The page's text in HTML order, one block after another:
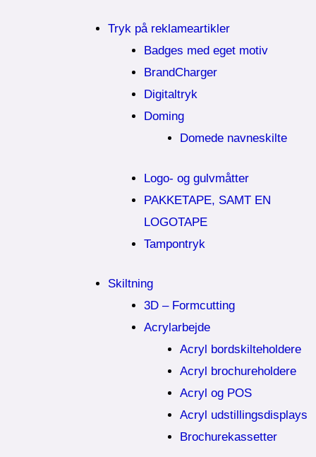
Tryk på reklameartikler
Badges med eget motiv
BrandCharger
Digitaltryk
Doming
Domede navneskilte
Logo- og gulvmåtter
PAKKETAPE, SAMT EN
LOGOTAPE
Tampontryk
Skiltning
3D – Formcutting
Acrylarbejde
Acryl bordskilteholdere
Acryl brochureholdere
Acryl og POS
Acryl udstillingsdisplays
Brochurekassetter